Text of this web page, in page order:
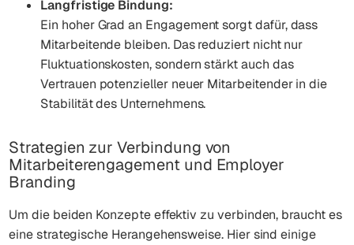
Langfristige Bindung:
Ein hoher Grad an Engagement sorgt dafür, dass
Mitarbeitende bleiben. Das reduziert nicht nur
Fluktuationskosten, sondern stärkt auch das
Vertrauen potenzieller neuer Mitarbeitender in die
Stabilität des Unternehmens.
Strategien zur Verbindung von
Mitarbeiterengagement und Employer
Branding
Um die beiden Konzepte effektiv zu verbinden, braucht es
eine strategische Herangehensweise. Hier sind einige